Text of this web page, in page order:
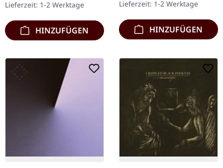
Lieferzeit: 1-2 Werktage
HINZUFÜGEN
Death und Doom Metal
erhebt sich…
Lieferzeit: 1-2 Werktage
HINZUFÜGEN